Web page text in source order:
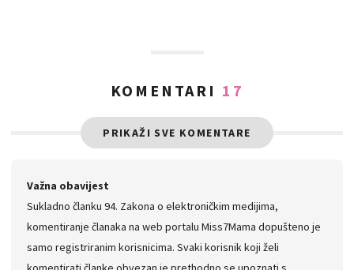
KOMENTARI 17
PRIKAŽI SVE KOMENTARE
Važna obavijest
Sukladno članku 94. Zakona o elektroničkim medijima,
komentiranje članaka na web portalu Miss7Mama dopušteno je
samo registriranim korisnicima. Svaki korisnik koji želi